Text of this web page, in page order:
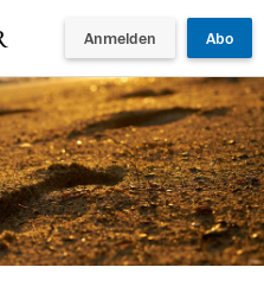
Anmelden Abo